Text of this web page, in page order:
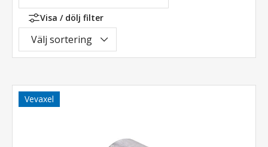
Visa / dölj filter
Välj sortering
Vevaxel